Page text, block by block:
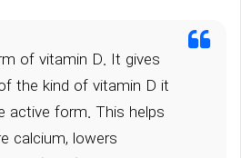
of vitamin D. It gives
the kind of vitamin D it
active form. This helps
calcium, lowers